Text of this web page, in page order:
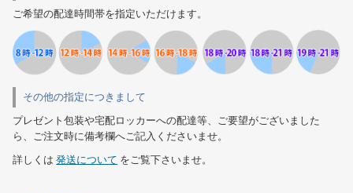
ご希望の配達時間帯を指定いただけます。
その他の指定につきまして
プレゼント包装や宅配ロッカーへの配達等、ご要望がございました
ら、ご注文時に備考欄へご記入くださいませ。
詳しくは 発送について をご覧下さいませ。